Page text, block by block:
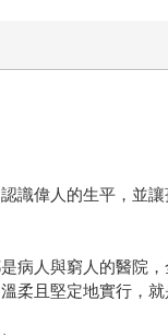
識偉人的生平，並
病人與窮人的醫院
柔且堅定地實行，就